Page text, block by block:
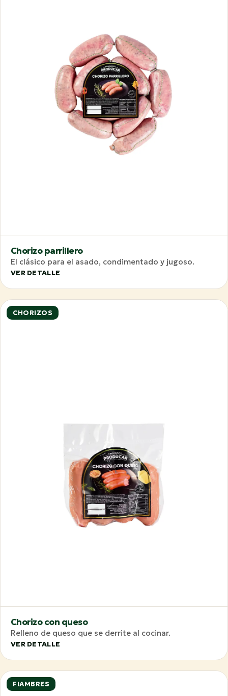
Chorizo parrillero
El clásico para el asado, condimentado y jugoso.
VER DETALLE
CHORIZOS
Chorizo con queso
Relleno de queso que se derrite al cocinar.
VER DETALLE
FIAMBRES